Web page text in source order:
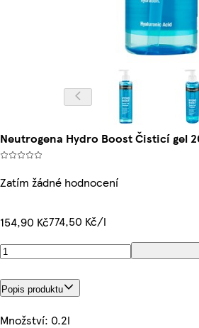
Neutrogena Hydro Boost Čisticí gel
Zatím žádné hodnocení
154,90 Kč774,50 Kč/l
Popis produktu
Množství: 0.2l